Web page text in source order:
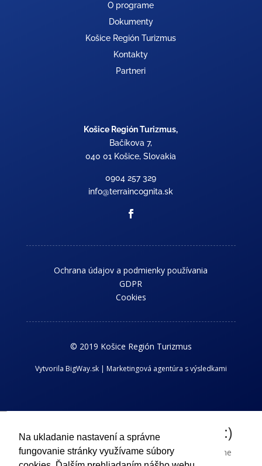
Na ukladanie nastavení a správne
fungovanie stránky využívame súbory
O programe
Dokumenty
Košice Región Turizmus
Kontakty
Partneri
Košice Región Turizmus,
Bačíkova 7,
040 01 Košice, Slovakia
0904 257 329
info@terraincognita.sk
Ochrana údajov a podmienky používania
GDPR
Cookies
© 2019 Košice Región Turizmus
Vytvorila BigWay.sk | Marketingová agentúra s výsledkami
Chcem dostávať novinky z kraja :)
Príhlaste sa k odberu nášho newslettra a dostávajte aktuálne